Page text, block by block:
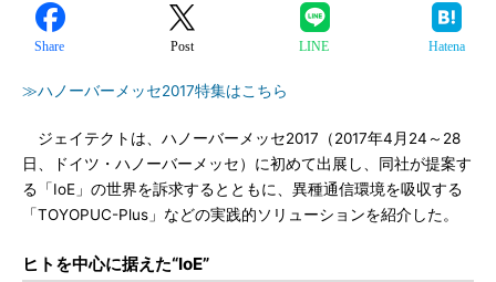
Share Post LINE Hatena
≫ハノーバーメッセ2017特集はこちら
ジェイテクトは、ハノーバーメッセ2017（2017年4月24～28
日、ドイツ・ハノーバーメッセ）に初めて出展し、同社が提案す
る「IoE」の世界を訴求するとともに、異種通信環境を吸収する
「TOYOPUC-Plus」などの実践的ソリューションを紹介した。
ヒトを中心に据えた“IoE”